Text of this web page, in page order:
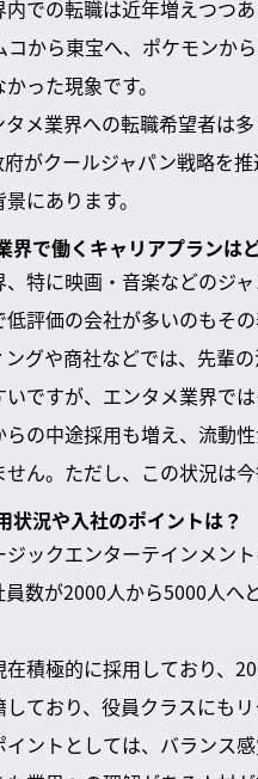
内での転職は近年増えつつ
コから東宝へ、ポケモンか
った現象です。
メ業界への転職希望者は
府がクールジャパン戦略を
にあります。
界で働くキャリアプランは
、特に映画・音楽などのジ
評価の会社が多いのもその
ングや商社などでは、先輩
ですが、エンタメ業界で
の中途採用も増え、流動
ん。ただし、この状況は
状況や入社のポイントは？
ジックエンターテインメン
員数が2000人から5000人へ
在積極的に採用しており、
ており、役員クラスにも
ントとしては、バランス